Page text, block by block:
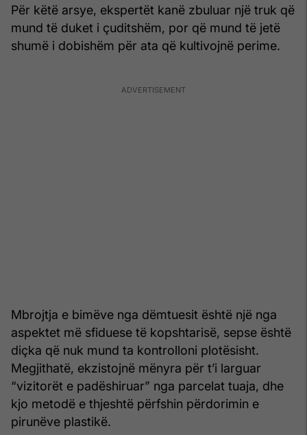
Për këtë arsye, ekspertët kanë zbuluar një truk që
mund të duket i çuditshëm, por që mund të jetë
shumë i dobishëm për ata që kultivojnë perime.
Mbrojtja e bimëve nga dëmtuesit është një nga
aspektet më sfiduese të kopshtarisë, sepse është
diçka që nuk mund ta kontrolloni plotësisht.
Megjithatë, ekzistojnë mënyra për t’i larguar
“vizitorët e padëshiruar” nga parcelat tuaja, dhe
kjo metodë e thjeshtë përfshin përdorimin e
pirunëve plastikë.